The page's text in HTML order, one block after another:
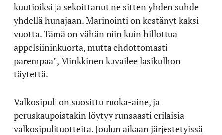
kuutioiksi ja sekoittanut ne sitten yhden suhde
yhdellä hunajaan. Marinointi on kestänyt kaksi
vuotta. Tämä on vähän niin kuin hillottua
appelsiininkuorta, mutta ehdottomasti
parempaa”, Minkkinen kuvailee lasikulhon
täytettä.
Valkosipuli on suosittu ruoka-aine, ja
peruskaupoistakin löytyy runsaasti erilaisia
valkosipulituotteita. Joulun aikaan järjestetyissä